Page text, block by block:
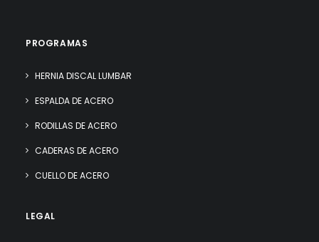
PROGRAMAS
HERNIA DISCAL LUMBAR
ESPALDA DE ACERO
RODILLAS DE ACERO
CADERAS DE ACERO
CUELLO DE ACERO
LEGAL